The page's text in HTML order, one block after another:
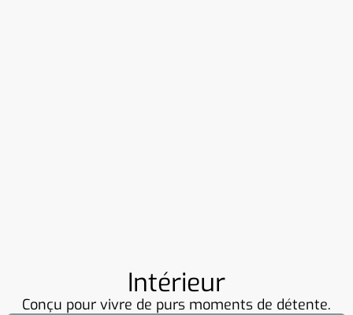
Intérieur
Conçu pour vivre de purs moments de détente.